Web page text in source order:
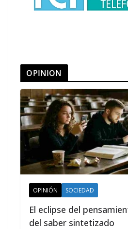
OPINION
OPINIÓN SOCIEDAD
El eclipse del
del saber sintetizado